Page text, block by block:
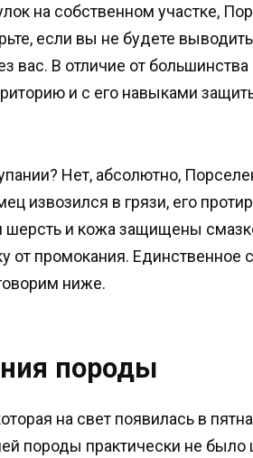
на собственном участке,
если вы не будете
вас. В отличие от большинства
и с его навыками
Нет, абсолютно,
извозился в грязи, его
и кожа защищены
от промокания. Единственное
ниже.
породы
на свет появилась в
породы практически не было